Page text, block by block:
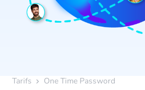
Tarifs One Time Password